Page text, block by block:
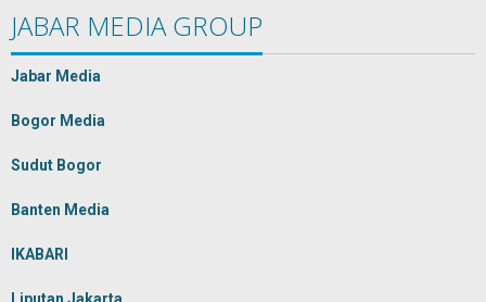
JABAR MEDIA GROUP
Jabar Media
Bogor Media
Sudut Bogor
Banten Media
IKABARI